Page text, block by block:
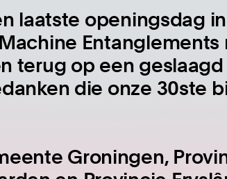
laatste openingsdag
Entanglements
terug op een
die onze 30ste
Groningen,